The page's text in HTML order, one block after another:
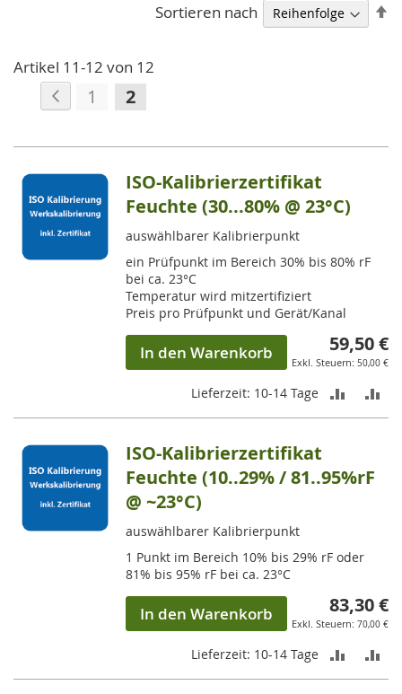
Artikel 11-12 von 12
Seite
Seite
ZurückSeite
1
Sie
gerade
die
Seite
2
Sortieren nach
ISO-Kalibrierzertifikat
Feuchte (30...80% @ 23°C)
auswählbarer Kalibrierpunkt
ein Prüfpunkt im Bereich 30% bis 80% rF
bei ca. 23°C
Temperatur wird mitzertifiziert
Preis pro Prüfpunkt und Gerät/Kanal
59,50 €
50,00 €
In den Warenkorb
Lieferzeit: 10-14 Tage
ZUR
ISO-Kalibrierzertifikat
Feuchte (10..29% / 81..95%rF
@ ~23°C)
auswählbarer Kalibrierpunkt
1 Punkt im Bereich 10% bis 29% rF oder
81% bis 95% rF bei ca. 23°C
83,30 €
70,00 €
In den Warenkorb
Lieferzeit: 10-14 Tage
ZUR